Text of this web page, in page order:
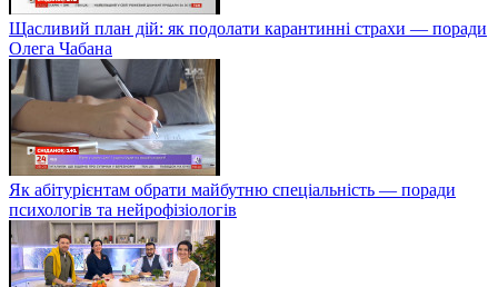
Щасливий план дій: як подолати карантинні страхи — поради
Олега Чабана
Як абітурієнтам обрати майбутню спеціальність — поради
психологів та нейрофізіологів